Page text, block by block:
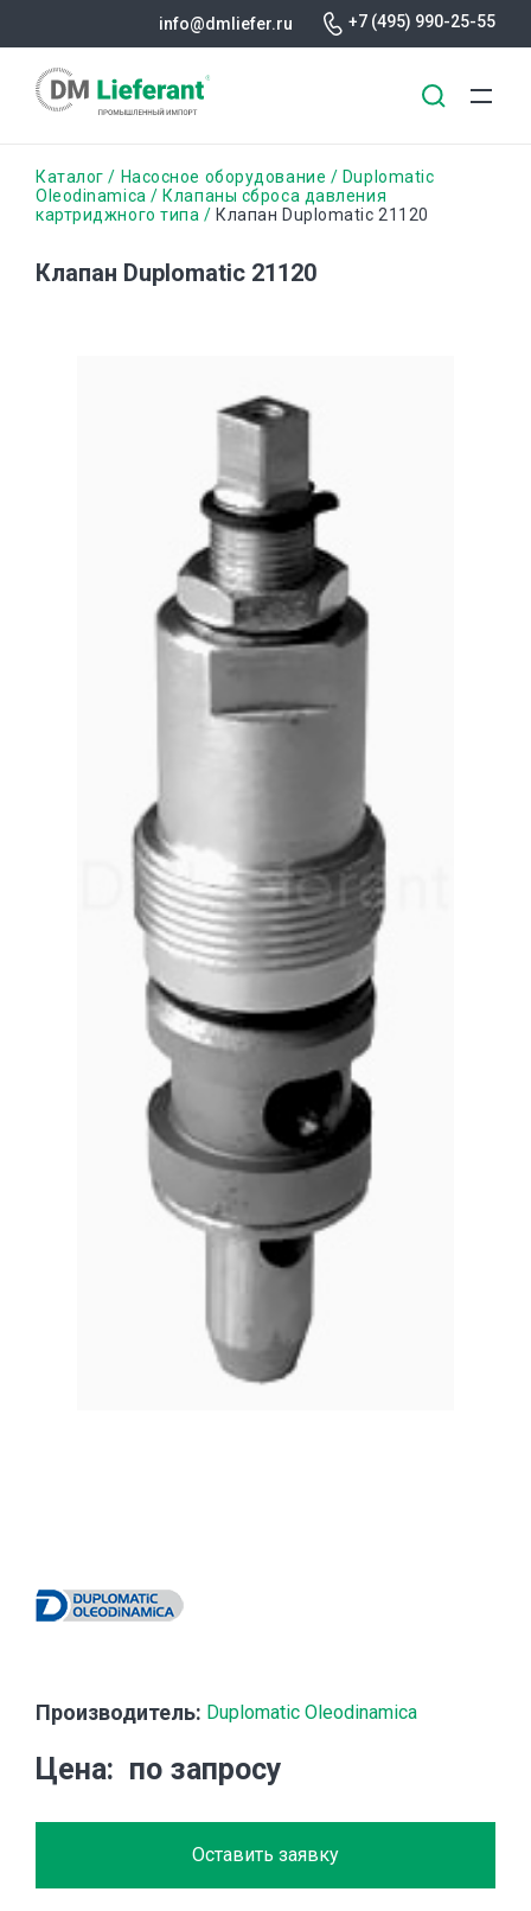
основному
info@dmliefer.ru +7 (495) 990-25-55
Строка
навигации
Каталог Насосное оборудование
Duplomatic
Oleodinamica
Клапаны сброса давления
картриджного типа
Клапан Duplomatic 21120
Клапан Duplomatic 21120
Производитель: Duplomatic Oleodinamica
Цена по запросу
Оставить заявку